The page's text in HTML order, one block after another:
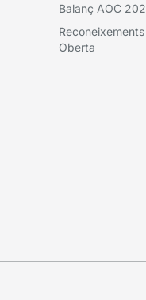
Balanç AOC
Oberta